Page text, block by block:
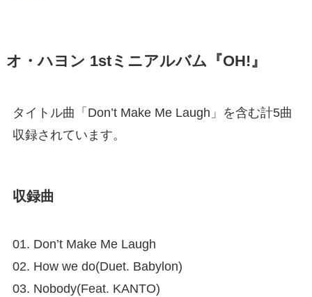
オ・ハヨン 1stミニアルバム『OH!』
タイトル曲「Don’t Make Me Laugh」を含む計5曲
収録されています。
収録曲
01. Don’t Make Me Laugh
02. How we do(Duet. Babylon)
03. Nobody(Feat. KANTO)